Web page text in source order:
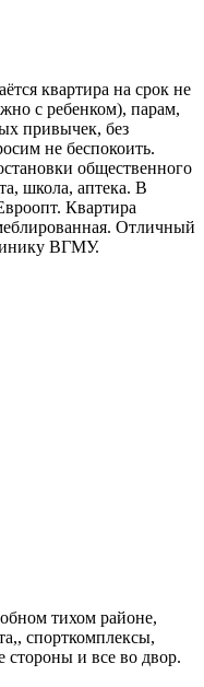
квартира на срок не
с ребенком), парам,
привычек, без
не беспокоить.
общественного
школа, аптека. В
Квартира
Отличный
ВГМУ.
тихом районе,
спорткомплексы,
стороны и все во двор.